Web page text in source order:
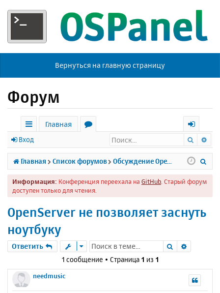
Вернуться на главную страницу
Форум
с
ы
л
к
Главная
р
у
м
х
о
д
Вход Поиск
Главная Список форумов
Информация: Конференция переехала на GitHub . Старый форум
доступен только для чтения.
OpenServer не позволяет заснуть
ноутбуку
Ответить Поиск
1 сообщение • Страница 1 из 1
needmusic